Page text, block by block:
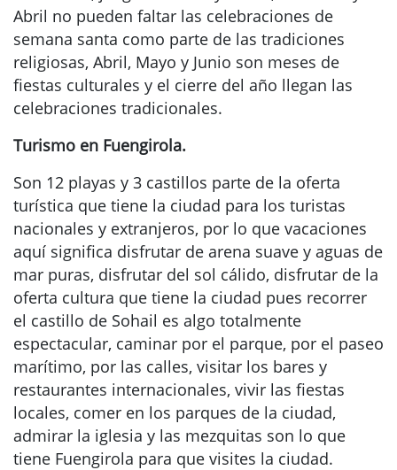
Abril no pueden faltar las celebraciones de
semana santa como parte de las tradiciones
religiosas, Abril, Mayo y Junio son meses de
fiestas culturales y el cierre del año llegan las
celebraciones tradicionales.
Turismo en Fuengirola.
Son 12 playas y 3 castillos parte de la oferta
turística que tiene la ciudad para los turistas
nacionales y extranjeros, por lo que vacaciones
aquí significa disfrutar de arena suave y aguas de
mar puras, disfrutar del sol cálido, disfrutar de la
oferta cultura que tiene la ciudad pues recorrer
el castillo de Sohail es algo totalmente
espectacular, caminar por el parque, por el paseo
marítimo, por las calles, visitar los bares y
restaurantes internacionales, vivir las fiestas
locales, comer en los parques de la ciudad,
admirar la iglesia y las mezquitas son lo que
tiene Fuengirola para que visites la ciudad.